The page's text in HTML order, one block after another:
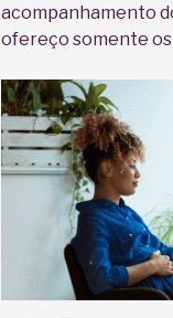
acompanhamento
ofereço somente